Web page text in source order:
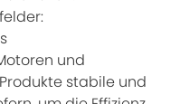
und
stabile und